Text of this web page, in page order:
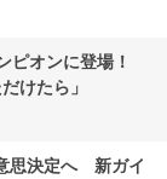
ピオンに登場！
けたら」
思決定へ 新ガイ